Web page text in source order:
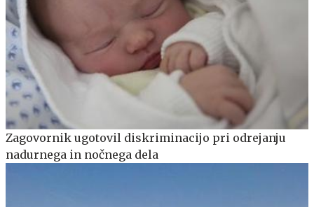
Zagovornik ugotovil diskriminacijo pri odrejanju
nadurnega in nočnega dela